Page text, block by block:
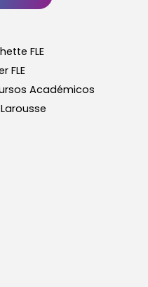
FLE
FLE
Académicos
Larousse